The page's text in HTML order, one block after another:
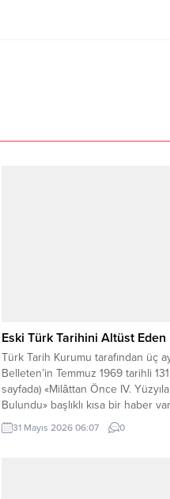
Eski Türk Tarihini Altüst Eden
Türk Tarih Kurumu tarafından üç
Belleten’in Temmuz 1969 tarihli
sayfada) «Milâttan Önce IV.
Bulundu» başlıklı kısa bir haber
Alma Ata kaynaklı bir haberinde, bu
incelemelere göre, bunların
31 Mayıs 2026 06:07 0